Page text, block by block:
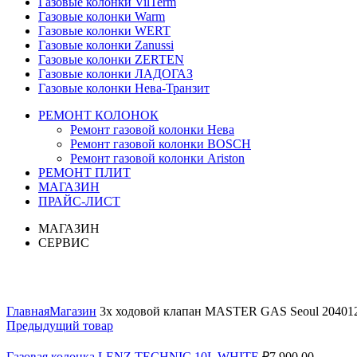
Газовые колонки Warm
Газовые колонки WERT
Газовые колонки Zanussi
Газовые колонки ZERTEN
Газовые колонки ЛАДОГАЗ
Газовые колонки Нева-Транзит
РЕМОНТ КОЛОНОК
Ремонт газовой колонки Нева
Ремонт газовой колонки BOSCH
Ремонт газовой колонки Ariston
РЕМОНТ ПЛИТ
МАГАЗИН
ПРАЙС-ЛИСТ
МАГАЗИН
СЕРВИС
ГлавнаяМагазин 3х ходовой клапан MASTER GAS Seoul
Предыдущий товар